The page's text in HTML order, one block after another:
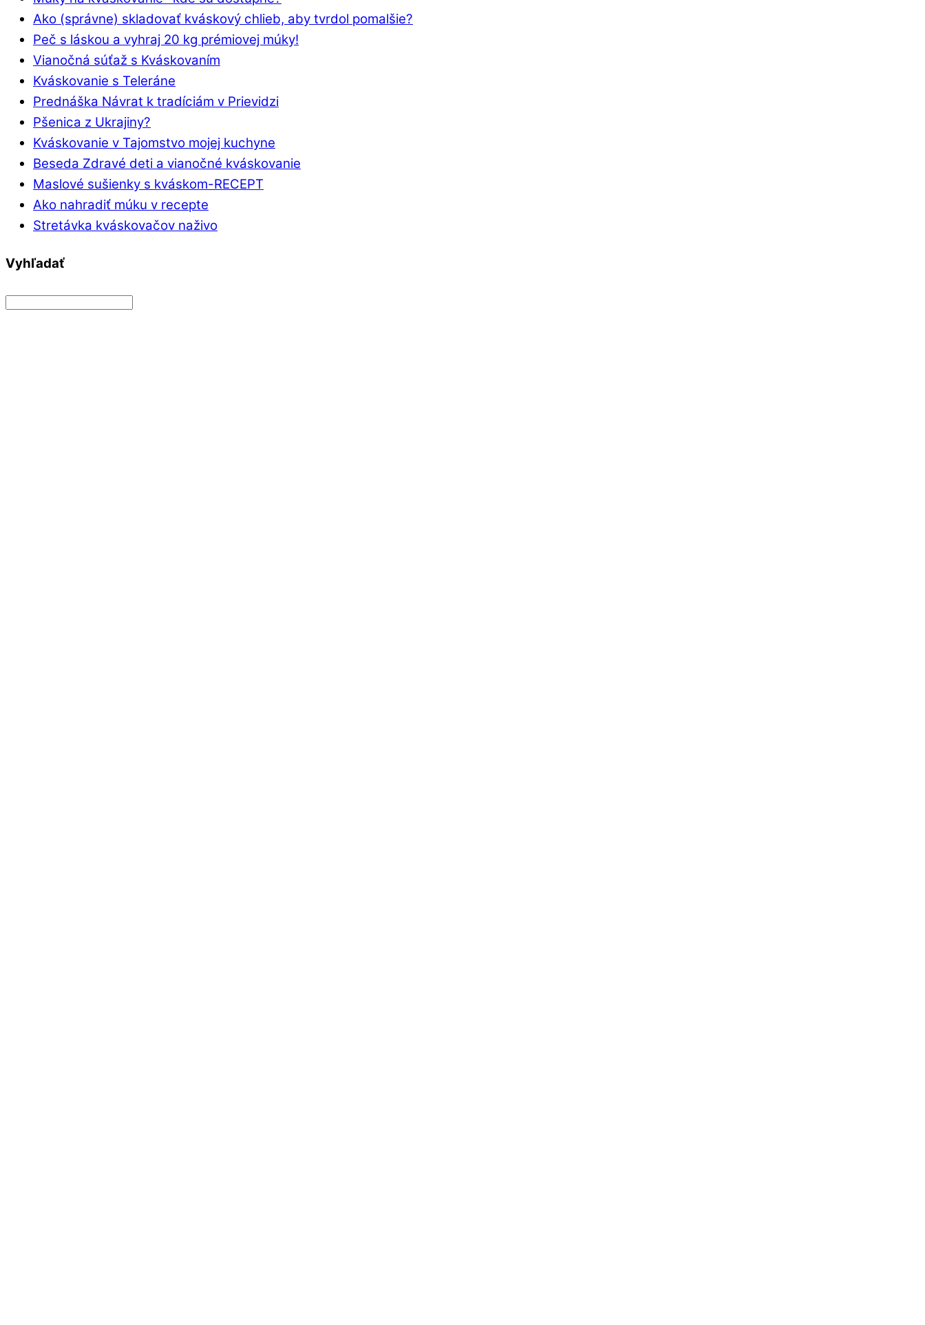
Ako (správne) skladovať kváskový chlieb, aby tvrdol pomalšie?
Peč s láskou a vyhraj 20 kg prémiovej múky!
Vianočná súťaž s Kváskovaním
Kváskovanie s Teleráne
Prednáška Návrat k tradíciám v Prievidzi
Pšenica z Ukrajiny?
Kváskovanie v Tajomstvo mojej kuchyne
Beseda Zdravé deti a vianočné kváskovanie
Maslové sušienky s kváskom-RECEPT
Ako nahradiť múku v recepte
Stretávka kváskovačov naživo
Vyhľadať